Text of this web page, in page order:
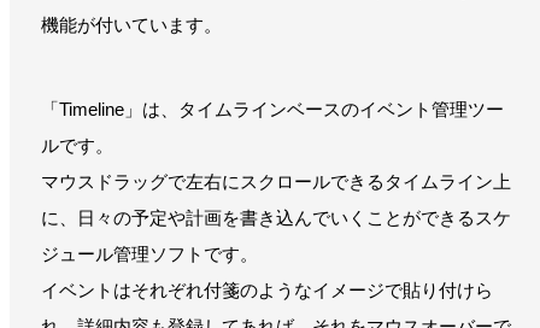
機能が付いています。
「Timeline」は、タイムラインベースのイベント管理ツー
ルです。
マウスドラッグで左右にスクロールできるタイムライン上
に、日々の予定や計画を書き込んでいくことができるスケ
ジュール管理ソフトです。
イベントはそれぞれ付箋のようなイメージで貼り付けら